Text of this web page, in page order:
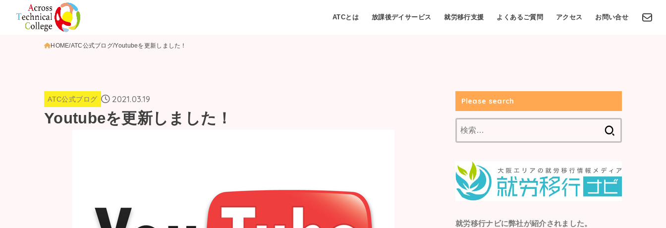
ATCとは 放課後デイサービス 就労移行支援 よくあるご質問 アクセス お問い合せ
HOME ATC公式ブログ Youtubeを更新しました！
ATC公式ブログ 2021.03.19
Youtubeを更新しました！
Please search
就労移行ナビに弊社が紹介されました。